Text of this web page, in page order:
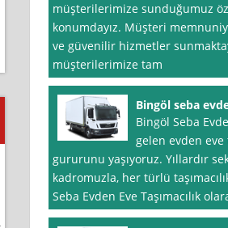
müşterilerimize sunduğumuz
konumdayız. Müşteri
ve güvenilir hizmetler
müşterilerimize tam
Bingöl seba
Bingöl Seba
gelen evden eve
gururunu yaşıyoruz. Yıllardır
kadromuzla, her türlü
Seba Evden Eve Taşımacılık